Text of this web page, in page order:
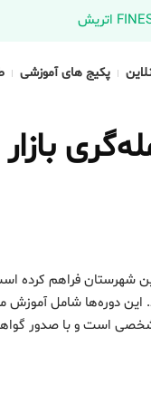
پکیج های آموزشی
بازار
شهرستان فراهم کرده
این دوره‌ها شامل آموزش
شخصی است و با صدور